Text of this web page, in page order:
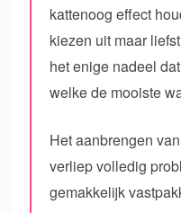
kattenoog effect
kiezen uit maar
het enige nadeel
welke de mooiste
Het aanbrengen
verliep volledig
gemakkelijk